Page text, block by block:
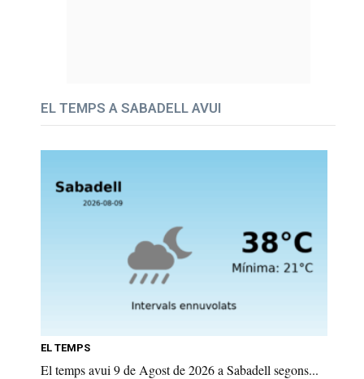
EL TEMPS A SABADELL AVUI
EL TEMPS
El temps avui 9 de Agost de 2026 a Sabadell segons...